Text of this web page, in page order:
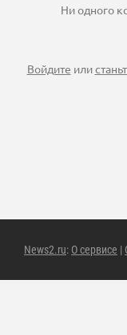
Ни одного
Войдите или
News2.ru: О сервисе |